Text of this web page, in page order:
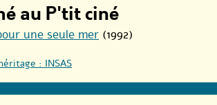
au P'tit ciné
une seule mer (1992)
: INSAS